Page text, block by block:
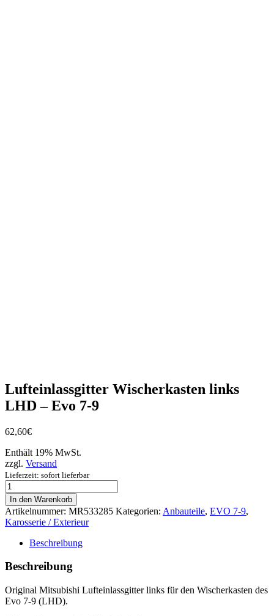
Lufteinlassgitter Wischerkasten links
LHD – Evo 7-9
62,60€
Enthält 19% MwSt.
zzgl. Versand
Lieferzeit: sofort lieferbar
Lufteinlassgitter
Wischerkasten
links
LHD
-
Evo
9
Menge
In den Warenkorb
Artikelnummer: MR533285 Kategorien: Anbauteile, EVO 7-9,
Karosserie / Exterieur
Beschreibung
Beschreibung
Original Mitsubishi Lufteinlassgitter links für den Wischerkasten des
Evo 7-9 (LHD).